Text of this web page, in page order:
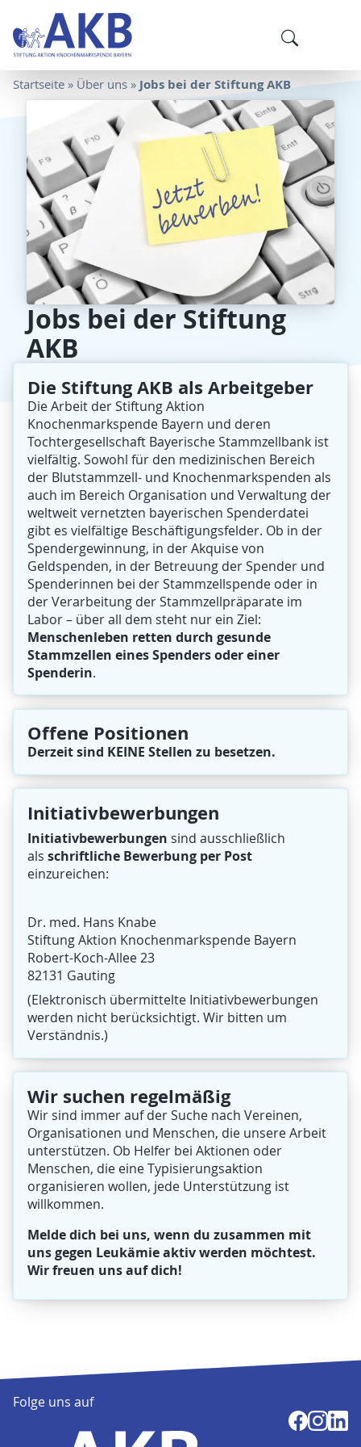
Startseite » Über uns » Jobs bei der Stiftung AKB
Jobs bei der Stiftung
AKB
Die Stiftung AKB als Arbeitgeber
Die Arbeit der Stiftung Aktion
Knochenmarkspende Bayern und deren
Tochtergesellschaft Bayerische Stammzellbank ist
vielfältig. Sowohl für den medizinischen Bereich
der Blutstammzell- und Knochenmarkspenden als
auch im Bereich Organisation und Verwaltung der
weltweit vernetzten bayerischen Spenderdatei
gibt es vielfältige Beschäftigungsfelder. Ob in der
Spendergewinnung, in der Akquise von
Geldspenden, in der Betreuung der Spender und
Spenderinnen bei der Stammzellspende oder in
der Verarbeitung der Stammzellpräparate im
Labor – über all dem steht nur ein Ziel:
Menschenleben retten durch gesunde
Stammzellen eines Spenders oder einer
Spenderin.
Offene Positionen
Derzeit sind KEINE Stellen zu besetzen.
Initiativbewerbungen
Initiativbewerbungen sind ausschließlich
als schriftliche Bewerbung per Post
einzureichen:
Dr. med. Hans Knabe
Stiftung Aktion Knochenmarkspende Bayern
Robert-Koch-Allee 23
82131 Gauting
(Elektronisch übermittelte Initiativbewerbungen
werden nicht berücksichtigt. Wir bitten um
Verständnis.)
Wir suchen regelmäßig
Wir sind immer auf der Suche nach Vereinen,
Organisationen und Menschen, die unsere Arbeit
unterstützen. Ob Helfer bei Aktionen oder
Menschen, die eine Typisierungsaktion
organisieren wollen, jede Unterstützung ist
willkommen.
Melde dich bei uns, wenn du zusammen mit
uns gegen Leukämie aktiv werden möchtest.
Wir freuen uns auf dich!
Folge uns auf